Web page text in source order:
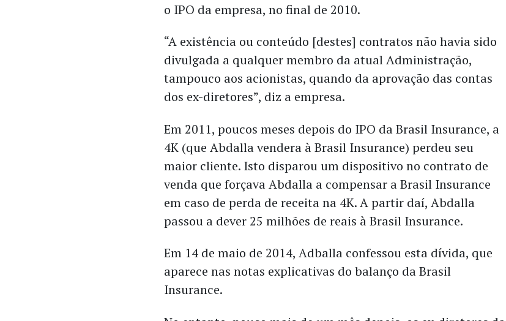
o IPO da empresa, no final de 2010.
“A existência ou conteúdo [destes] contratos não havia sido
divulgada a qualquer membro da atual Administração,
tampouco aos acionistas, quando da aprovação das contas
dos ex-diretores”, diz a empresa.
Em 2011, poucos meses depois do IPO da Brasil Insurance, a
4K (que Abdalla vendera à Brasil Insurance) perdeu seu
maior cliente. Isto disparou um dispositivo no contrato de
venda que forçava Abdalla a compensar a Brasil Insurance
em caso de perda de receita na 4K. A partir daí, Abdalla
passou a dever 25 milhões de reais à Brasil Insurance.
Em 14 de maio de 2014, Adballa confessou esta dívida, que
aparece nas notas explicativas do balanço da Brasil
Insurance.